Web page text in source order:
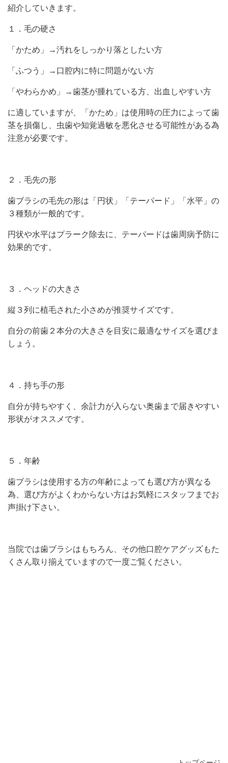
紹介していきます。
１．毛の硬さ
「かため」→汚れをしっかり落としたい方
「ふつう」→口腔内に特に問題がない方
「やわらかめ」→歯茎が腫れている方、出血しやすい方
に適していますが、「かため」は使用時の圧力によって歯
茎を損傷し、虫歯や知覚過敏を悪化させる可能性がある為
注意が必要です。
２．毛先の形
歯ブラシの毛先の形は「円状」「テーパード」「水平」の
３種類が一般的です。
円状や水平はプラーク除去に、テーパードは歯周病予防に
効果的です。
３．ヘッドの大きさ
縦３列に植毛された小さめが推奨サイズです。
自分の前歯２本分の大きさを目安に最適なサイズを選びま
しょう。
４．持ち手の形
自分が持ちやすく、余計力が入らない奥歯まで届きやすい
形状がオススメです。
５．年齢
歯ブラシは使用する方の年齢によっても選び方が異なる
為、選び方がよくわからない方はお気軽にスタッフまでお
声掛け下さい。
当院では歯ブラシはもちろん、その他口腔ケアグッズもた
くさん取り揃えていますので一度ご覧ください。